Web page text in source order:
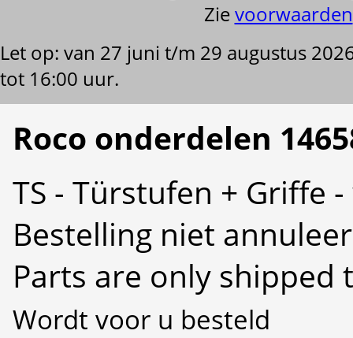
Zievoorwaarden
Let op: van 27 juni t/m 29 augustus
tot 16:00 uur.
Roco onderdelen
TS - Türstufen + Griffe
Bestelling niet
Parts are only shipped
Wordt voor u besteld